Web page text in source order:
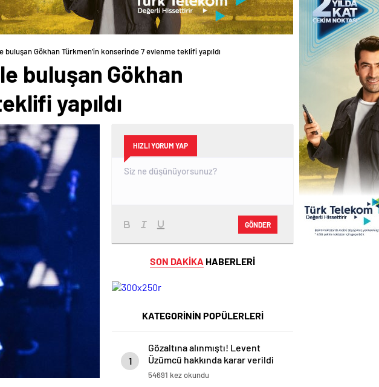
buluşan Gökhan Türkmen’in konserinde 7 evlenme teklifi yapıldı
buluşan Gökhan
yapıldı
HIZLI YORUM YAP
GÖNDER
SON DAKİKA HABERLERİ
KATEGORİNİN POPÜLERLERİ
1
Gözaltına alınmıştı! Levent
Üzümcü hakkında karar verildi
54691 kez okundu